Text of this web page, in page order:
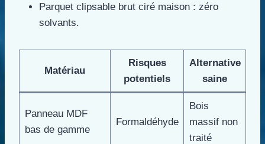
Parquet clipsable brut ciré maison : zéro
solvants.
Matériau
Risques
potentiels
Alternative
saine
Panneau MDF
bas de gamme
Formaldéhyde
Bois
massif non
traité